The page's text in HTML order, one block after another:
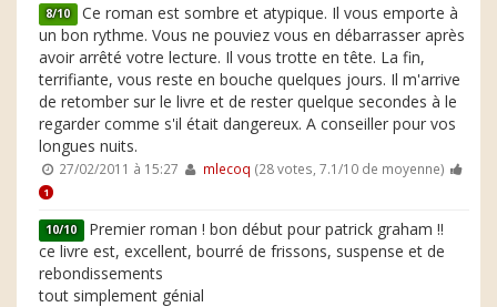
8/10 Ce roman est sombre et atypique. Il vous emporte à
un bon rythme. Vous ne pouviez vous en débarrasser après
avoir arrêté votre lecture. Il vous trotte en tête. La fin,
terrifiante, vous reste en bouche quelques jours. Il m'arrive
de retomber sur le livre et de rester quelque secondes à le
regarder comme s'il était dangereux. A conseiller pour vos
longues nuits.
27/02/2011 à 15:27 mlecoq (28 votes, 7.1/10 de moyenne)
1
10/10 Premier roman ! bon début pour patrick graham !!
ce livre est, excellent, bourré de frissons, suspense et de
rebondissements
tout simplement génial